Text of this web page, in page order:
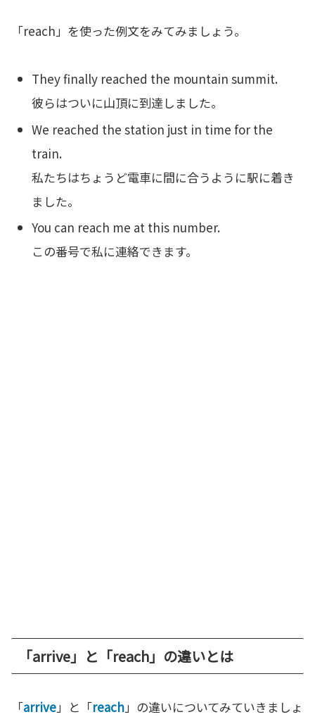
「reach」を使った例文をみてみましょう。
They finally reached the mountain summit.
彼らはついに山頂に到達しました。
We reached the station just in time for the
train.
私たちはちょうど電車に間に合うように駅に着き
ました。
You can reach me at this number.
この番号で私に連絡できます。
「arrive」と「reach」の違いとは
「arrive」と「reach」の違いについてみていきましょ